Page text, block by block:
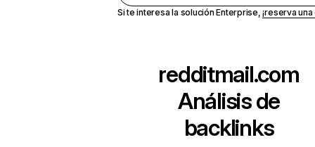
Si te interesa la solución Enterprise,¡reserva
redditmail.com
Análisis de
backlinks